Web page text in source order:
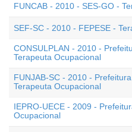
FUNCAB - 2010 - SES-GO -
SEF-SC - 2010 - FEPESE -
CONSULPLAN - 2010 -
Terapeuta Ocupacional
FUNJAB-SC - 2010 -
Terapeuta Ocupacional
IEPRO-UECE - 2009 -
Ocupacional